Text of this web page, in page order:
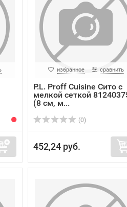
избранное сравнить
P.L. Proff Cuisine Сито с
мелкой сеткой
(8 см, м...
(0)
452,24 руб.